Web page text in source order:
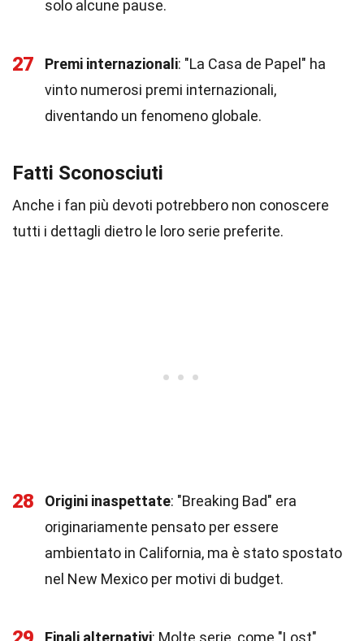
solo alcune pause.
27 Premi internazionali: "La Casa de Papel" ha
vinto numerosi premi internazionali,
diventando un fenomeno globale.
Fatti Sconosciuti
Anche i fan più devoti potrebbero non conoscere
tutti i dettagli dietro le loro serie preferite.
28 Origini inaspettate: "Breaking Bad" era
originariamente pensato per essere
ambientato in California, ma è stato spostato
nel New Mexico per motivi di budget.
Finali alternativi: Molte serie, come "Lost",